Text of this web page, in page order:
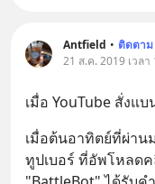
Antfield • ติดตาม
21 ส.ค. 2019 เวลา
เมื่อ YouTube สั่ง
เมื่อต้นอาทิตย์ที่ผ่าน
ทูปเบอร์ ที่อัพโหลด